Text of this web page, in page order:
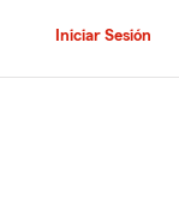
Iniciar Sesión